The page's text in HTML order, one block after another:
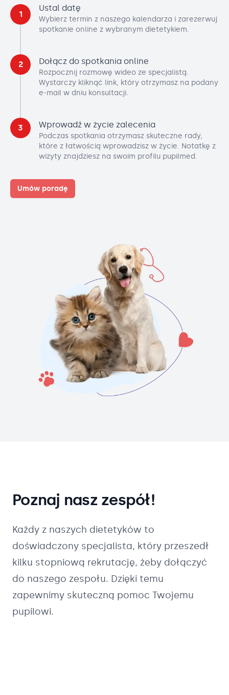
1
Ustal datę
Wybierz termin z naszego kalendarza i zarezerwuj
spotkanie online z wybranym dietetykiem.
2 Dołącz do spotkania online
Rozpocznij rozmowę wideo ze specjalistą.
Wystarczy kliknąć link, który otrzymasz na podany
e-mail w dniu konsultacji.
3 Wprowadź w życie zalecenia
Podczas spotkania otrzymasz skuteczne rady,
które z łatwością wprowadzisz w życie. Notatkę z
wizyty znajdziesz na swoim profilu pupilmed.
Umów poradę
Poznaj nasz zespół!
Każdy z naszych dietetyków to
doświadczony specjalista, który przeszedł
kilku stopniową rekrutację, żeby dołączyć
do naszego zespołu. Dzięki temu
zapewnimy skuteczną pomoc Twojemu
pupilowi.